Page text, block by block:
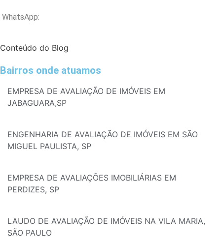
WhatsApp:
Conteúdo do Blog
Bairros onde atuamos
EMPRESA DE AVALIAÇÃO DE IMÓVEIS EM
JABAGUARA,SP
ENGENHARIA DE AVALIAÇÃO DE IMÓVEIS EM SÃO
MIGUEL PAULISTA, SP
EMPRESA DE AVALIAÇÕES IMOBILIÁRIAS EM
PERDIZES, SP
LAUDO DE AVALIAÇÃO DE IMÓVEIS NA VILA MARIA,
SÃO PAULO